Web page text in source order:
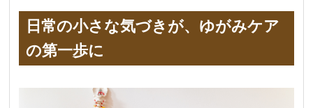
日常の小さな気づきが、ゆがみケア
の第一歩に